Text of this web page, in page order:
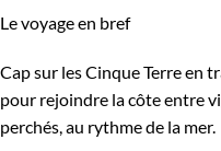
les moulins à huile locaux.
En hiver, les Cinque Terre
romantique, avec des
paysages majestueux.
Le voyage en bref
Cap sur les Cinque Terre en
pour rejoindre la côte entre
perchés, au rythme de la mer.